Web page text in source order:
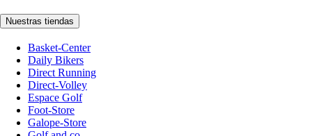
Nuestras tiendas
Basket-Center
Daily Bikers
Direct Running
Direct-Volley
Espace Golf
Foot-Store
Galope-Store